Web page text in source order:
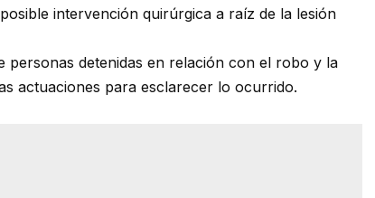
intervención quirúrgica a raíz de la lesión
personas detenidas en relación con el robo y la
actuaciones para esclarecer lo ocurrido.